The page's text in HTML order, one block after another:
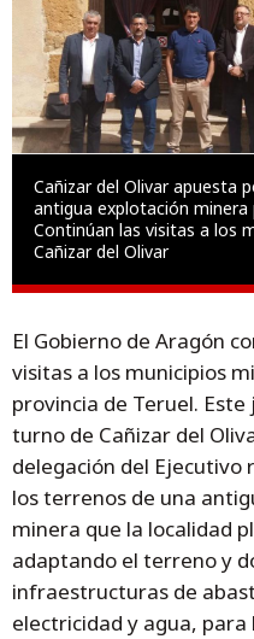
Cañizar del Olivar apuesta
antigua explotación minera
Continúan las visitas a los
Cañizar del Olivar
El Gobierno de Aragón
visitas a los municipios
provincia de Teruel. Este
turno de Cañizar del
delegación del Ejecutivo
los terrenos de una
minera que la localidad
adaptando el terreno y
infraestructuras de
electricidad y agua, para